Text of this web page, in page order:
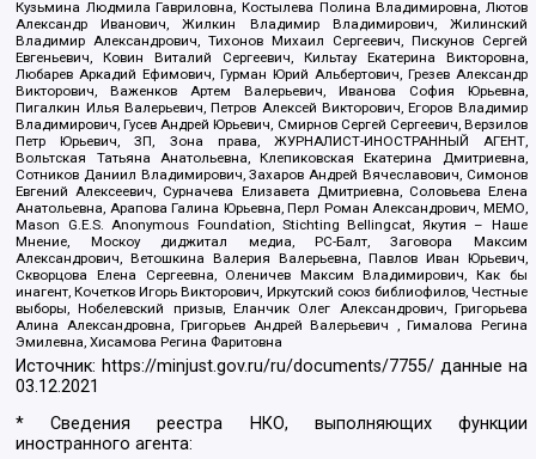
Кузьмина Людмила Гавриловна, Костылева Полина Владимировна, Лютов
Александр Иванович, Жилкин Владимир Владимирович, Жилинский
Владимир Александрович, Тихонов Михаил Сергеевич, Пискунов Сергей
Евгеньевич, Ковин Виталий Сергеевич, Кильтау Екатерина Викторовна,
Любарев Аркадий Ефимович, Гурман Юрий Альбертович, Грезев Александр
Викторович, Важенков Артем Валерьевич, Иванова София Юрьевна,
Пигалкин Илья Валерьевич, Петров Алексей Викторович, Егоров Владимир
Владимирович, Гусев Андрей Юрьевич, Смирнов Сергей Сергеевич, Верзилов
Петр Юрьевич, ЗП, Зона права, ЖУРНАЛИСТ-ИНОСТРАННЫЙ АГЕНТ,
Вольтская Татьяна Анатольевна, Клепиковская Екатерина Дмитриевна,
Сотников Даниил Владимирович, Захаров Андрей Вячеславович, Симонов
Евгений Алексеевич, Сурначева Елизавета Дмитриевна, Соловьева Елена
Анатольевна, Арапова Галина Юрьевна, Перл Роман Александрович, МЕМО,
Mason G.E.S. Anonymous Foundation, Stichting Bellingcat, Якутия – Наше
Мнение, Москоу диджитал медиа, РС-Балт, Заговора Максим
Александрович, Ветошкина Валерия Валерьевна, Павлов Иван Юрьевич,
Скворцова Елена Сергеевна, Оленичев Максим Владимирович, Как бы
инагент, Кочетков Игорь Викторович, Иркутский союз библиофилов, Честные
выборы, Нобелевский призыв, Еланчик Олег Александрович, Григорьева
Алина Александровна, Григорьев Андрей Валерьевич , Гималова Регина
Эмилевна, Хисамова Регина Фаритовна
Источник: https://minjust.gov.ru/ru/documents/7755/ данные на
03.12.2021
* Сведения реестра НКО, выполняющих функции
иностранного агента: